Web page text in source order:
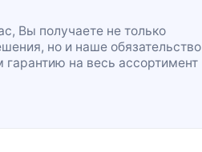
Вы получаете не только
но и наше обязательство
на весь ассортимент